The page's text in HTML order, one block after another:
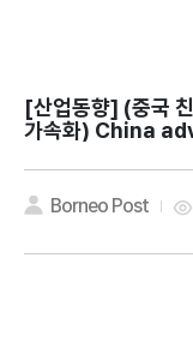
[산업동향]
가속화) China
Borneo Post